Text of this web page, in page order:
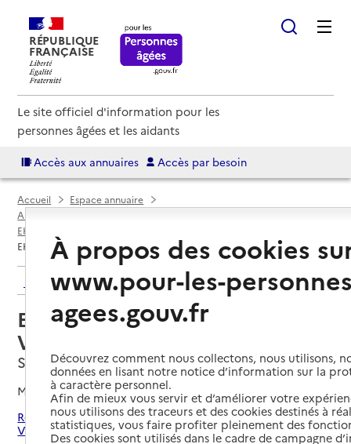
RÉPUBLIQUE
FRANÇAISE
Le site officiel d'information pour les
personnes âgées et les aidants
Accès aux annuaires Accès par besoin
Accueil
Espace annuaire
Annuaire EHPAD et maisons de retraite
EHPAD par département
EHPAD du CHI du Massif des Vosges - Site de Foucharupt
Retour aux résultats de l'annuaire
EHPAD du CHI du Massif des
Vosges - Site de Foucharupt
Saint-Dié-des-Vosges, VOSGES
Mis à jour le15/05/2026
Rechercher les établissements autour de Saint-Dié-des-
Vosges
À propos des cookies
www.pour-les-
agees.gouv.fr
Découvrez comment nous collectons, nous utilisons,
données en lisant notre notice d’information sur la
à caractère personnel.
Afin de mieux vous servir et d’améliorer votre
nous utilisons des traceurs et des cookies destinés à
statistiques, vous faire profiter pleinement des
Des cookies sont utilisés dans le cadre de campagne